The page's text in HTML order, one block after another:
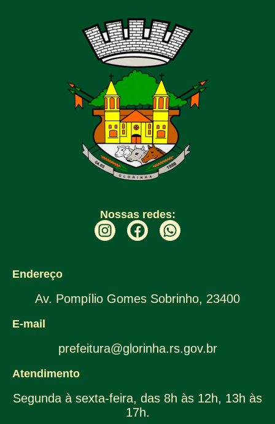
Nossas redes:
Endereço
Av. Pompílio Gomes Sobrinho, 23400
E-mail
prefeitura@glorinha.rs.gov.br
Atendimento
Segunda à sexta-feira, das 8h às 12h, 13h às
17h.